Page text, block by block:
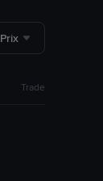
Prix
Trade